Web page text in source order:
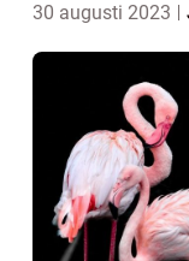
30 augusti 2023